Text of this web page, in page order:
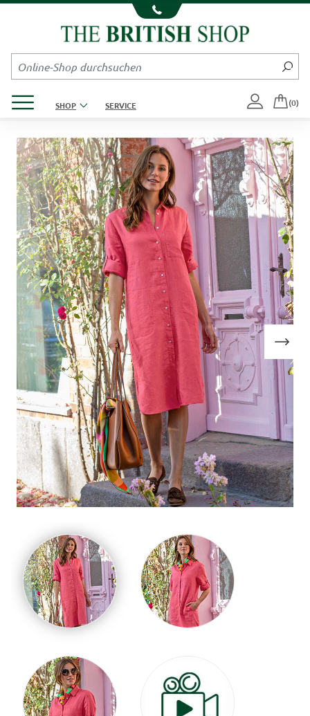
Kompletten Head der Seite überspringen
SHOP SERVICE (0)